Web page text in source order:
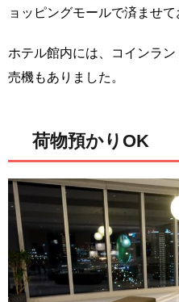
ョッピングモールで済ませて
ホテル館内には、コインラ
売機もありました。
荷物預かりOK